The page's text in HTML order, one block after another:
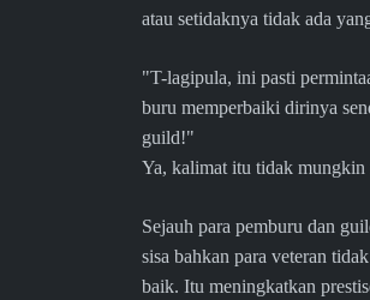
atau setidaknya tidak ada
"T-lagipula, ini pasti
buru memperbaiki dirinya
guild!"
Ya, kalimat itu tidak mungkin
Sejauh para pemburu dan
sisa bahkan para veteran
baik. Itu meningkatkan